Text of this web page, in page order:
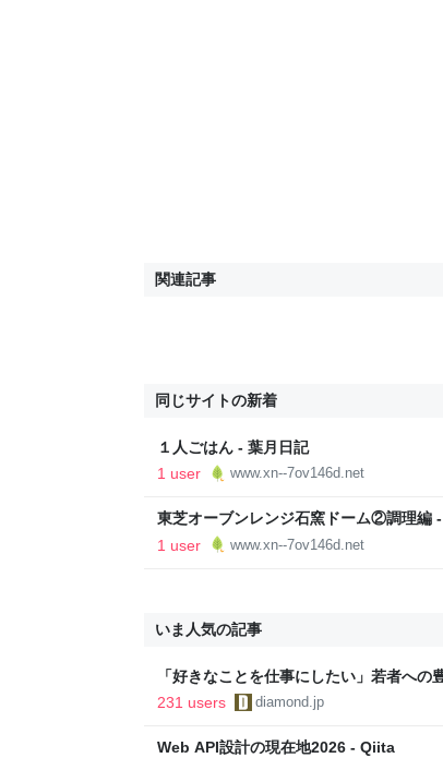
関連記事
同じサイトの新着
１人ごはん - 葉月日記
1 user
www.xn--7ov146d.net
東芝オーブンレンジ石窯ドーム②調理編
1 user
www.xn--7ov146d.net
いま人気の記事
「好きなことを仕事にしたい」若者へ
音も出なかった
231 users diamond.jp
Web API設計の現在地2026 - Qiita